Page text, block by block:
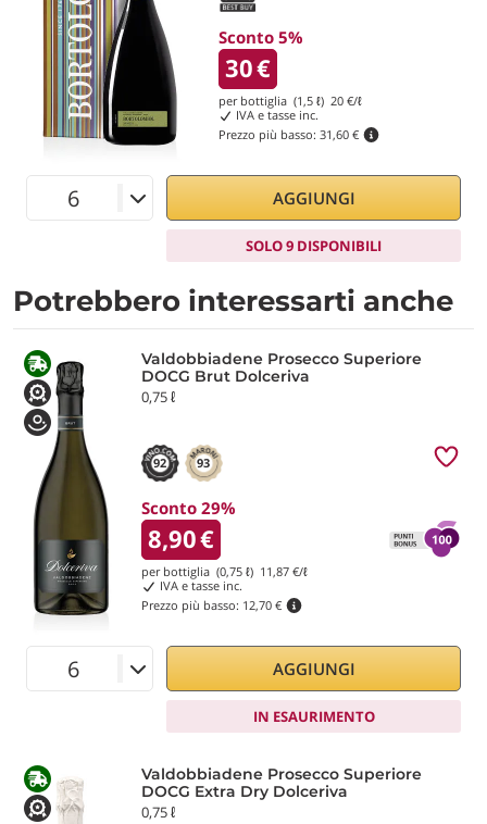
Sconto 5%
30€
per bottiglia (1,5 ℓ) 20€/ℓ
IVA e tasse inc.
Prezzo più basso: 31,60 €
AGGIUNGI
SOLO 9 DISPONIBILI
Potrebbero interessarti anche
Valdobbiadene Prosecco Superiore
DOCG Brut Dolceriva
0,75 ℓ
92 93
Sconto 29%
8,90€
per bottiglia (0,75 ℓ) 11,87 €/ℓ
IVA e tasse inc.
Prezzo più basso: 12,70 €
AGGIUNGI
IN ESAURIMENTO
Valdobbiadene Prosecco Superiore
DOCG Extra Dry Dolceriva
0,75 ℓ